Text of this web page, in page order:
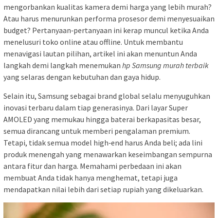
mengorbankan kualitas kamera demi harga yang lebih murah?
Atau harus menurunkan performa prosesor demi menyesuaikan
budget? Pertanyaan‑pertanyaan ini kerap muncul ketika Anda
menelusuri toko online atau offline. Untuk membantu
menavigasi lautan pilihan, artikel ini akan menuntun Anda
langkah demi langkah menemukan hp Samsung murah terbaik
yang selaras dengan kebutuhan dan gaya hidup.
Selain itu, Samsung sebagai brand global selalu menyuguhkan
inovasi terbaru dalam tiap generasinya. Dari layar Super
AMOLED yang memukau hingga baterai berkapasitas besar,
semua dirancang untuk memberi pengalaman premium.
Tetapi, tidak semua model high‑end harus Anda beli; ada lini
produk menengah yang menawarkan keseimbangan sempurna
antara fitur dan harga. Memahami perbedaan ini akan
membuat Anda tidak hanya menghemat, tetapi juga
mendapatkan nilai lebih dari setiap rupiah yang dikeluarkan.